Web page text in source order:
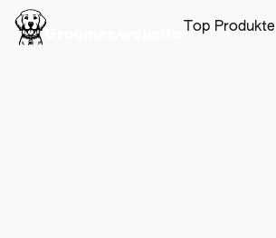
Top Produkte